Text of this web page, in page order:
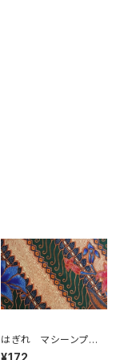
はぎれ マシーンプリ
ント